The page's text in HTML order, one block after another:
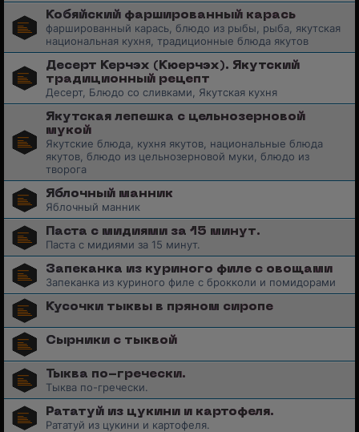
Кобяйский фаршированный карась
фаршированный карась, блюдо из рыбы, рыба, якутская
национальная кухня, традиционные блюда якутов
Десерт Керчэх (Кюерчэх). Якутский
традиционный рецепт
Десерт, Блюдо со сливками, Якутская кухня
Якутская лепешка с цельнозерновой
мукой
Якутские блюда, кухня якутов, национальные блюда
якутов, блюдо из цельнозерновой муки, блюдо из
творога
Яблочный манник
Яблочный манник
Паста с мидиями за 15 минут.
Паста с мидиями за 15 минут.
Запеканка из куриного филе с овощами
Запеканка из куриного филе с брокколи и помидорами
Кусочки тыквы в пряном сиропе
Сырники с тыквой
Тыква по-гречески.
Тыква по-гречески.
Рататуй из цукини и картофеля.
Рататуй из цукини и картофеля.